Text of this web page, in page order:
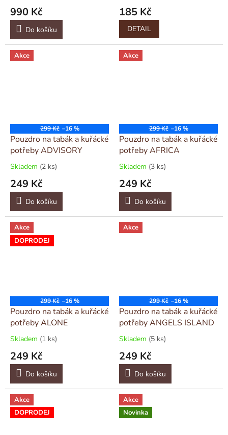
990 Kč
Do košíku
185 Kč
DETAIL
Akce
299 Kč –16 %
Pouzdro na tabák a kuřácké
potřeby ADVISORY
Skladem (2 ks)
249 Kč
Do košíku
Akce
299 Kč –16 %
Pouzdro na tabák a kuřácké
potřeby AFRICA
Skladem (3 ks)
249 Kč
Do košíku
Akce
DOPRODEJ
299 Kč –16 %
Pouzdro na tabák a kuřácké
potřeby ALONE
Skladem (1 ks)
249 Kč
Do košíku
Akce
299 Kč –16 %
Pouzdro na tabák a kuřácké
potřeby ANGELS ISLAND
Skladem (5 ks)
249 Kč
Do košíku
Akce
DOPRODEJ
Akce
Novinka